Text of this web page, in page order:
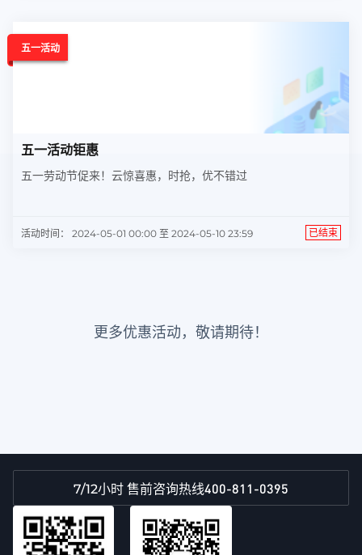
五一活动
五一活动钜惠
五一劳动节促来！云惊喜惠，时抢，优不错过
活动时间： 2024-05-01 00:00 至 2024-05-10 23:59 已结束
更多优惠活动，敬请期待！
7/12小时 售前咨询热线400-811-0395